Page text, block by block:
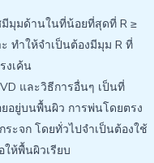
มุมด้านในที่น้อยที่สุดที่ R ≥
ทำให้จำเป็นต้องมีมุม R ที่
งเค้น
และวิธีการอื่นๆ เป็นที่
ยอยู่บนพื้นผิว การพ่นโดยตรง
ะจก โดยทั่วไปจำเป็นต้องใช้
ให้พื้นผิวเรียบ